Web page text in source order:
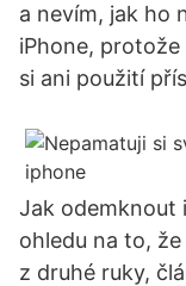
a nevím, jak ho
iPhone,
si ani použití
Jak odemknout
ohledu na to,
z druhé ruky,